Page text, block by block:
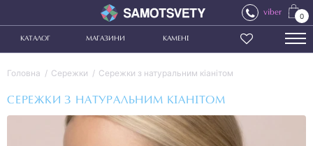
viber 0
КАТАЛОГ МАГАЗИНИ КАМЕНІ
Головна Сережки Сережки з натуральним кіанітом
СЕРЕЖКИ З НАТУРАЛЬНИМ КІАНІТОМ